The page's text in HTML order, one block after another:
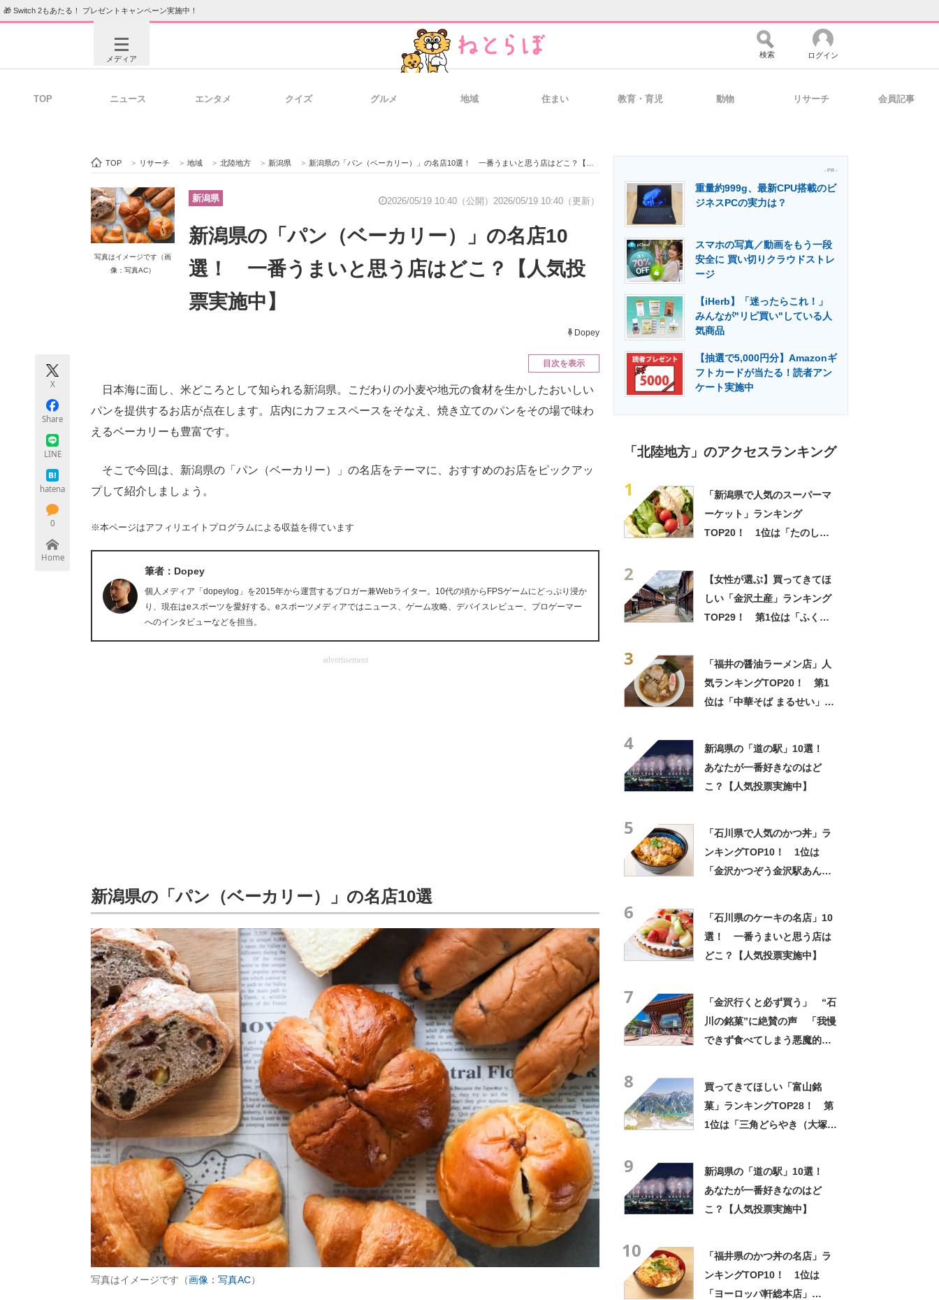
🎁 Switch 2もあたる！ プレゼントキャンペーン実施中！
メディア
ビジネスと働き方のヒント 経営リーダーのコミュニティ マーケ×ITの今がよく分かる
ITエンジニア向け専門サイト 企業向けIT製品の総合サイト 製造業のIT導入・活用を支援
エネルギーの専門メディア 建設×テクノロジーの最前線
ちょっと気になるネットの話題
検索 ログイン
TOP ニュース エンタメ クイズ グルメ 地域 住まい 教育・育児 動物 リサーチ 会員記事
TOP > リサーチ > 地域 > 北陸地方 > 新潟県 > 新潟県の「パン（ベーカリー）」の名店10選！ 一番うまいと思う店はどこ？【人気投票実施中】
写真はイメージです（画
像：写真AC）
新潟県 2026/05/19 10:40（公開） 2026/05/19 10:40（更新）
新潟県の「パン（ベーカリー）」の名店10
選！ 一番うまいと思う店はどこ？【人気投
票実施中】
Dopey
X
Share
LINE
hatena
0
Home
目次を表示
日本海に面し、米どころとして知られる新潟県。こだわりの小麦や地元の食材を生かしたおいしい
パンを提供するお店が点在します。店内にカフェスペースをそなえ、焼き立てのパンをその場で味わ
えるベーカリーも豊富です。
そこで今回は、新潟県の「パン（ベーカリー）」の名店をテーマに、おすすめのお店をピックアッ
プして紹介しましょう。
※本ページはアフィリエイトプログラムによる収益を得ています
筆者：Dopey
個人メディア「dopeylog」を2015年から運営するブロガー兼Webライター。10代の頃からFPSゲームにどっぷり浸か
り、現在はeスポーツを愛好する。eスポーツメディアではニュース、ゲーム攻略、デバイスレビュー、プロゲーマー
へのインタビューなどを担当。
advertisement
新潟県の「パン（ベーカリー）」の名店10選
写真はイメージです（画像：写真AC）
- PR -
重量約999g、最新CPU搭載のビ
ジネスPCの実力は？
スマホの写真／動画をもう一段
安全に 買い切りクラウドストレ
ージ
【iHerb】「迷ったらこれ！」
みんなが"リピ買い"している人
気商品
【抽選で5,000円分】Amazonギ
フトカードが当たる！読者アン
ケート実施中
「北陸地方」のアクセスランキング
1
「新潟県で人気のスーパーマ
ーケット」ランキング
TOP20！ 1位は「たのしい
2
【女性が選ぶ】買ってきてほ
しい「金沢土産」ランキング
TOP29！ 第1位は「ふくさ
3
「福井の醤油ラーメン店」人
気ランキングTOP20！ 第1
位は「中華そば まるせい」
4
新潟県の「道の駅」10選！
あなたが一番好きなのはど
こ？【人気投票実施中】
5
「石川県で人気のかつ丼」ラ
ンキングTOP10！ 1位は
「金沢かつぞう金沢駅あんと
6
「石川県のケーキの名店」10
選！ 一番うまいと思う店は
どこ？【人気投票実施中】
7
「金沢行くと必ず買う」 “石
川の銘菓”に絶賛の声 「我慢
できず食べてしまう悪魔的お
8
買ってきてほしい「富山銘
菓」ランキングTOP28！ 第
1位は「三角どらやき（大塚
9
新潟県の「道の駅」10選！
あなたが一番好きなのはど
こ？【人気投票実施中】
10
「福井県のかつ丼の名店」ラ
ンキングTOP10！ 1位は
「ヨーロッパ軒総本店」